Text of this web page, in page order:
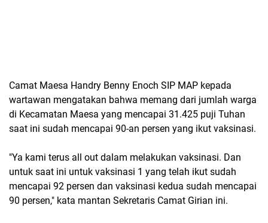
Camat Maesa Handry Benny Enoch SIP MAP kepada
wartawan mengatakan bahwa memang dari jumlah warga
di Kecamatan Maesa yang mencapai 31.425 puji Tuhan
saat ini sudah mencapai 90-an persen yang ikut vaksinasi.
"Ya kami terus all out dalam melakukan vaksinasi. Dan
untuk saat ini untuk vaksinasi 1 yang telah ikut sudah
mencapai 92 persen dan vaksinasi kedua sudah mencapai
90 persen," kata mantan Sekretaris Camat Girian ini.